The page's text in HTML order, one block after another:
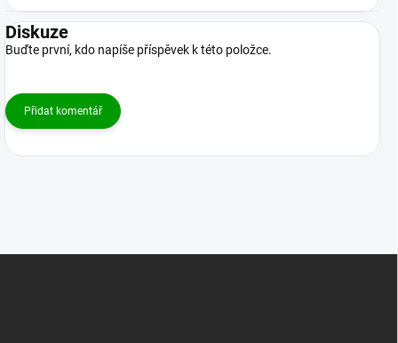
Diskuze
Buďte první, kdo napíše příspěvek k této položce.
Přidat komentář